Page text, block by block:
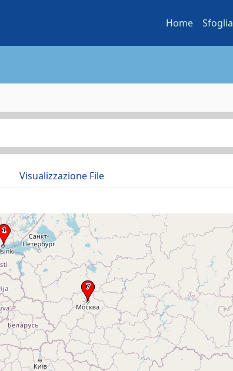
Home Sfoglia
Visualizzazione File